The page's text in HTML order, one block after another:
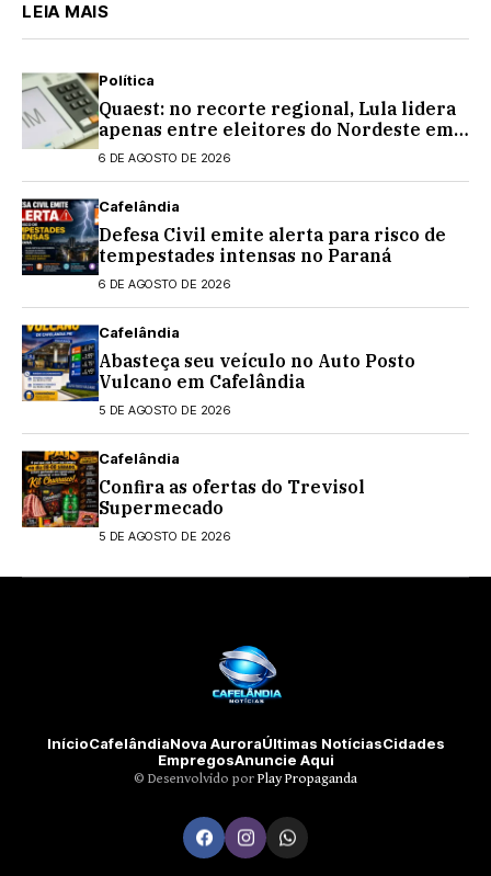
LEIA MAIS
Política
Quaest: no recorte regional, Lula lidera
apenas entre eleitores do Nordeste em
eventual 2º turno contra Flávio
6 DE AGOSTO DE 2026
Cafelândia
Defesa Civil emite alerta para risco de
tempestades intensas no Paraná
6 DE AGOSTO DE 2026
Cafelândia
Abasteça seu veículo no Auto Posto
Vulcano em Cafelândia
5 DE AGOSTO DE 2026
Cafelândia
Confira as ofertas do Trevisol
Supermecado
5 DE AGOSTO DE 2026
InícioCafelândiaNova AuroraÚltimas NotíciasCidades
EmpregosAnuncie Aqui
©️ Desenvolvido por Play Propaganda